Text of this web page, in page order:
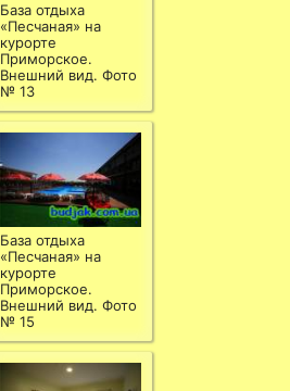
База отдыха
«Песчаная» на
курорте
Приморское.
Внешний вид. Фото
№ 13
База отдыха
«Песчаная» на
курорте
Приморское.
Внешний вид. Фото
№ 15